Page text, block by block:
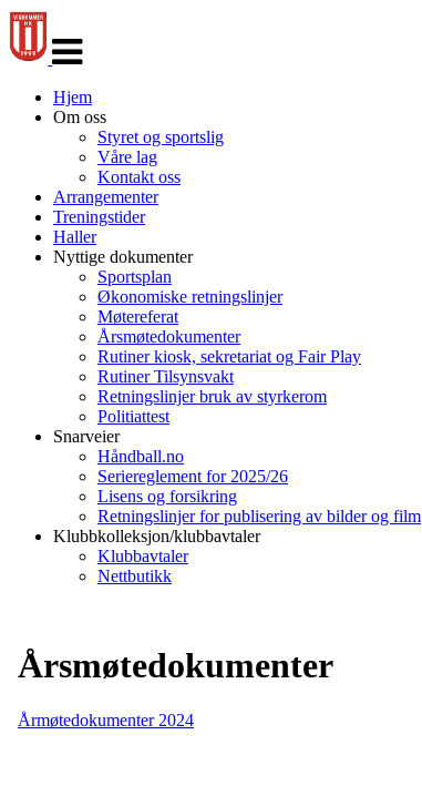
navigasjon
Hjem
Om oss
Styret og sportslig
Våre lag
Kontakt oss
Arrangementer
Treningstider
Haller
Nyttige dokumenter
Sportsplan
Økonomiske retningslinjer
Møtereferat
Årsmøtedokumenter
Rutiner kiosk, sekretariat og Fair Play
Rutiner Tilsynsvakt
Retningslinjer bruk av styrkerom
Politiattest
Snarveier
Håndball.no
Seriereglement for 2025/26
Lisens og forsikring
Retningslinjer for publisering av bilder og film
Klubbkolleksjon/klubbavtaler
Klubbavtaler
Nettbutikk
Årsmøtedokumenter
Årmøtedokumenter 2024